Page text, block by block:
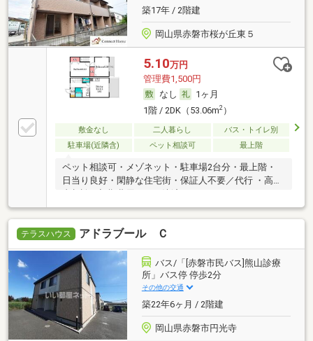
築17年 / 2階建
岡山県赤磐市桜が丘東５
5.10万円
管理費1,500円
なし
1ヶ月
1階 / 2DK（53.06m2）
敷金なし 二人暮らし
バス・トイレ別
駐車場(近隣含)
ペット相談可 最上階
ペット相談可・メゾネット・駐車場2台分・最上階・
日当り良好・閑静な住宅街・保証人不要／代行 ・高齢
テラスハウス アドラブール Ｃ
バス/「[赤磐市民バス]熊山診療
所」バス停 停歩2分
その他の交通
築22年6ヶ月 / 2階建
岡山県赤磐市円光寺